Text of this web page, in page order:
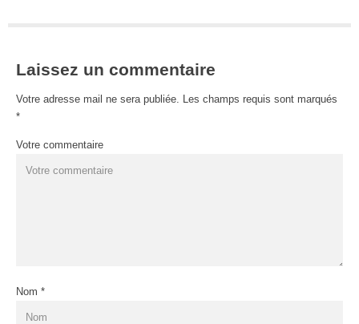
Laissez un commentaire
Votre adresse mail ne sera publiée. Les champs requis sont marqués
*
Votre commentaire
Nom *